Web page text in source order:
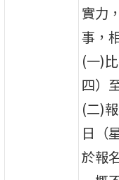
實力
事，
(一)
四）
(二)
日（
於報